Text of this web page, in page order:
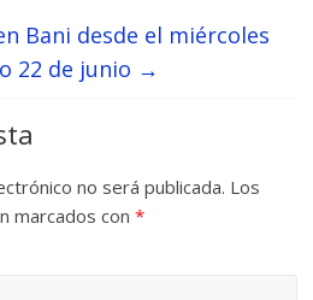
Bani desde el miércoles
22 de junio →
no será publicada. Los
marcados con*